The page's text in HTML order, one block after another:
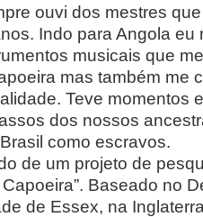
ouvi dos mestres
Indo para Angola eu
musicais que
mas também me
Teve momentos
dos nossos
como escravos.
de um projeto de
Baseado no
de Essex, na